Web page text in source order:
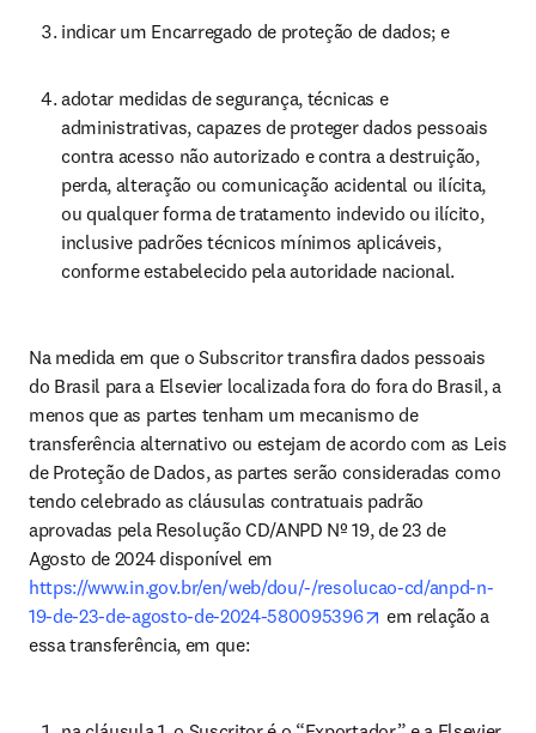
indicar um Encarregado de proteção de dados; e
adotar medidas de segurança, técnicas e
administrativas, capazes de proteger dados pessoais
contra acesso não autorizado e contra a destruição,
perda, alteração ou comunicação acidental ou ilícita,
ou qualquer forma de tratamento indevido ou ilícito,
inclusive padrões técnicos mínimos aplicáveis,
conforme estabelecido pela autoridade nacional.
Na medida em que o Subscritor transfira dados pessoais
do Brasil para a Elsevier localizada fora do fora do Brasil, a
menos que as partes tenham um mecanismo de
transferência alternativo ou estejam de acordo com as Leis
de Proteção de Dados, as partes serão consideradas como
tendo celebrado as cláusulas contratuais padrão
aprovadas pela Resolução CD/ANPD Nº 19, de 23 de
https://www.in.gov.br/en/web/dou/-/resolucao-cd/anpd-n-
19-de-23-de-agosto-de-2024-580095396
opens in new tab/
em relação a
essa transferência, em que: